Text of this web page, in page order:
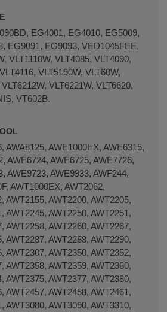
EG4001, EG4010, EG5009,
EG9091, EG9093, VED1045FEE,
VLT1110W, VLT4085, VLT4090,
VLT5190W, VLT60W,
VLT6221W, VLT6620,
VT602B.
AWA8125, AWE1000EX, AWE6315,
AWE6724, AWE6725, AWE7726,
AWE9723, AWE9933, AWF244,
AWT1000EX, AWT2062,
AWT2155, AWT2200, AWT2205,
AWT2245, AWT2250, AWT2251,
AWT2258, AWT2260, AWT2267,
AWT2287, AWT2288, AWT2290,
AWT2307, AWT2350, AWT2352,
AWT2358, AWT2359, AWT2360,
AWT2375, AWT2377, AWT2380,
AWT2457, AWT2458, AWT2461,
AWT3080, AWT3090, AWT3310,